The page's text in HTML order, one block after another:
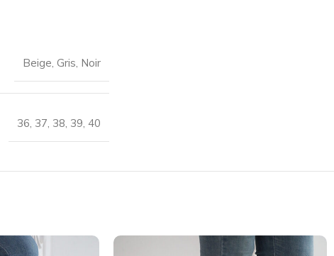
Beige, Gris, Noir
36, 37, 38, 39, 40